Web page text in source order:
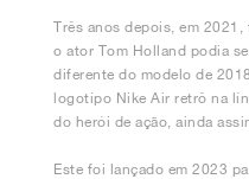
Três anos depois, em
o ator Tom Holland podia
diferente do modelo de
logotipo Nike Air retrô na
do herói de ação, ainda
Este foi lançado em 2023